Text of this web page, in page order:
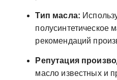
Тип масла:
полусинтетическое
рекомендаций
Репутация
масло известных и